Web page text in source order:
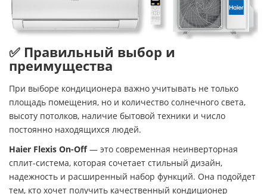
✅ Правильный выбор и
преимущества
При выборе кондиционера важно учитывать не только
площадь помещения, но и количество солнечного света,
высоту потолков, наличие бытовой техники и число
постоянно находящихся людей.
Haier Flexis On-Off— это современная неинверторная
сплит-система, которая сочетает стильный дизайн,
надежность и расширенный набор функций. Она подойдет
тем, кто хочет получить качественный кондиционер